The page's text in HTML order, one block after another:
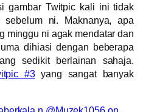
gambar Twitpic kali ini tidak
ni. Maknanya, apa
minggu ni agak mendatar dan
dihiasi dengan beberapa
sedikit berlainan sahaja.
#3yang sangat banyak